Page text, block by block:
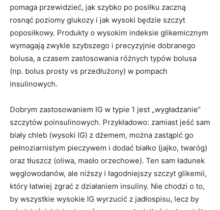
pomaga przewidzieć, jak szybko po posiłku zaczną
rosnąć poziomy glukozy i jak wysoki będzie szczyt
poposiłkowy. Produkty o wysokim indeksie glikemicznym
wymagają zwykle szybszego i precyzyjnie dobranego
bolusa, a czasem zastosowania różnych typów bolusa
(np. bolus prosty vs przedłużony) w pompach
insulinowych.
Dobrym zastosowaniem IG w typie 1 jest „wygładzanie”
szczytów poinsulinowych. Przykładowo: zamiast jeść sam
biały chleb (wysoki IG) z dżemem, można zastąpić go
pełnoziarnistym pieczywem i dodać białko (jajko, twaróg)
oraz tłuszcz (oliwa, masło orzechowe). Ten sam ładunek
węglowodanów, ale niższy i łagodniejszy szczyt glikemii,
który łatwiej zgrać z działaniem insuliny. Nie chodzi o to,
by wszystkie wysokie IG wyrzucić z jadłospisu, lecz by